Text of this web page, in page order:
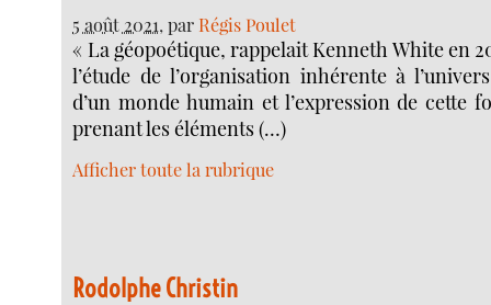
5 août 2021, par Régis Poulet
« La géopoétique, rappelait Kenneth White en
l’étude de l’organisation inhérente à
d’un monde humain et l’expression de cette
prenant les éléments (…)
Afficher toute la rubrique
Rodolphe Christin